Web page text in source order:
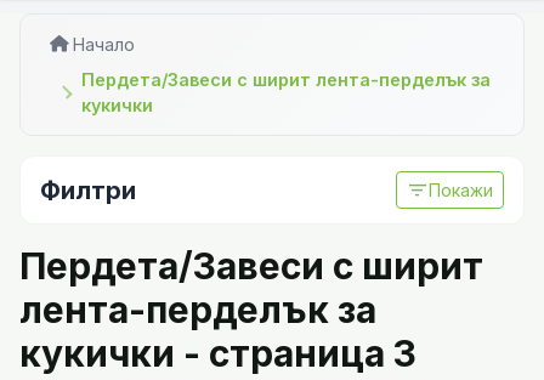
Начало
Пердета/Завеси с ширит лента-перделък за
кукички
Филтри filter_listПокажи
Пердета/Завеси с ширит
лента-перделък за
кукички - страница 3